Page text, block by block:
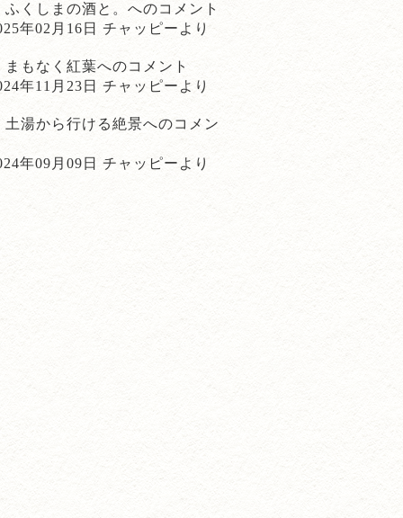
ふくしまの酒と。 へのコメント
年02月16日 チャッピーより
まもなく紅葉へのコメント
年11月23日 チャッピーより
土湯から行ける絶景へのコメン
年09月09日 チャッピーより